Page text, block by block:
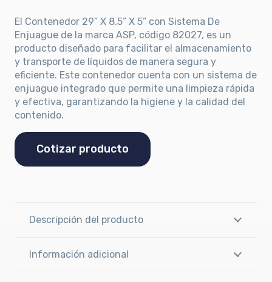
El Contenedor 29” X 8.5” X 5” con Sistema De
Enjuague de la marca ASP, código 82027, es un
producto diseñado para facilitar el almacenamiento
y transporte de líquidos de manera segura y
eficiente. Este contenedor cuenta con un sistema de
enjuague integrado que permite una limpieza rápida
y efectiva, garantizando la higiene y la calidad del
contenido.
Cotizar producto
Descripción del producto
Información adicional